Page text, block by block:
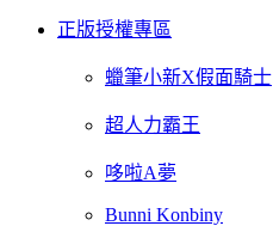
正版授權專區
蠟筆小新X假面騎士
超人力霸王
哆啦A夢
Bunni Konbiny